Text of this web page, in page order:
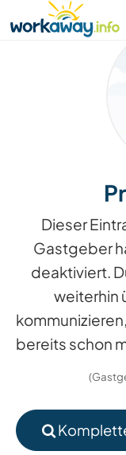
CONTENT
MAIN NAVIGATION
Dieser
Gastgeber
deaktiviert.
weiterhin
bereits schon